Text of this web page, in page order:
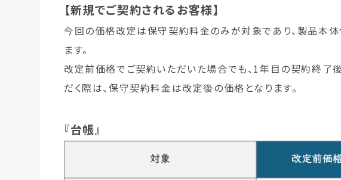
【新規でご契約されるお客様】
今回の価格改定は保守契約料金のみが対象であり、製品本
ます。
改定前価格でご契約いただいた場合でも、1年目の契約終了
だく際は、保守契約料金は改定後の価格となります。
『台帳』